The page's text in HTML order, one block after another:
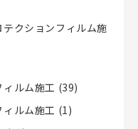
クションフィルム施
ルム施工 (39)
ルム施工 (1)